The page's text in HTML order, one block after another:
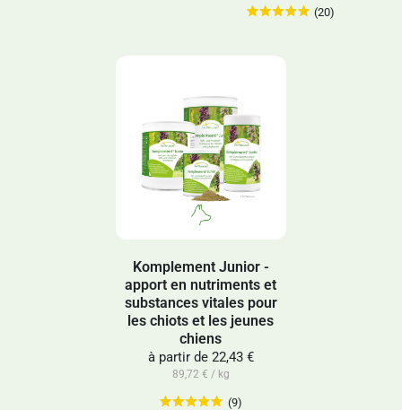
(20)
Komplement Junior -
apport en nutriments et
substances vitales pour
les chiots et les jeunes
chiens
à partir de22,43 €
89,72 € / kg
(9)